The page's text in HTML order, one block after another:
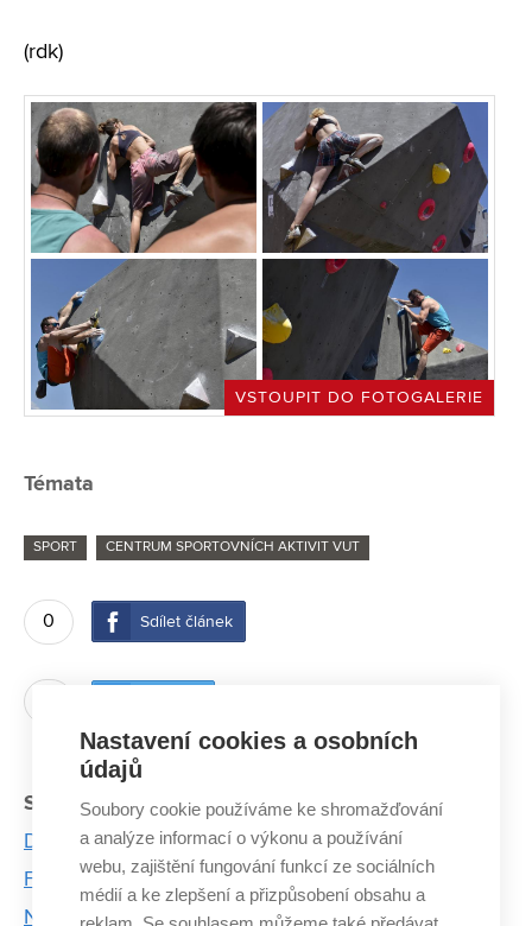
(rdk)
VSTOUPIT DO FOTOGALERIE
Témata
SPORT CENTRUM SPORTOVNÍCH AKTIVIT VUT
0 Sdílet článek
Související články:
Den sportu nabídne rugby, turistiku i sjezd řeky
Fotoreportáž: CESA hostila desetiboj v boulderingu
Na Boulder Open Air se utkali profesionální i
Nastavení cookies a osobních
údajů
Soubory cookie používáme ke shromažďování
a analýze informací o výkonu a používání
webu, zajištění fungování funkcí ze sociálních
médií a ke zlepšení a přizpůsobení obsahu a